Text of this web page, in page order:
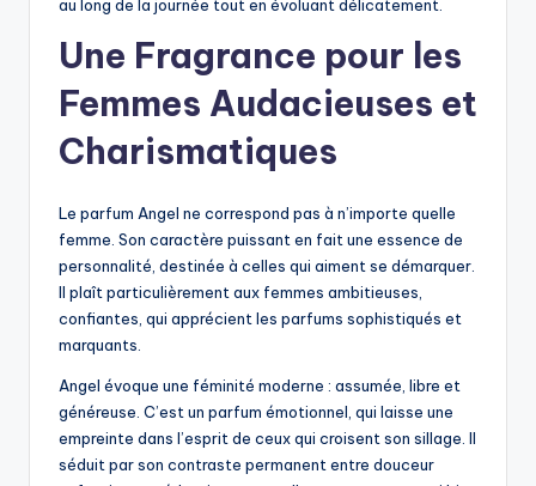
au long de la journée tout en évoluant délicatement.
Une Fragrance pour les
Femmes Audacieuses et
Charismatiques
Le parfum Angel ne correspond pas à n’importe quelle
femme. Son caractère puissant en fait une essence de
personnalité, destinée à celles qui aiment se démarquer.
Il plaît particulièrement aux femmes ambitieuses,
confiantes, qui apprécient les parfums sophistiqués et
marquants.
Angel évoque une féminité moderne : assumée, libre et
généreuse. C’est un parfum émotionnel, qui laisse une
empreinte dans l’esprit de ceux qui croisent son sillage. Il
séduit par son contraste permanent entre douceur